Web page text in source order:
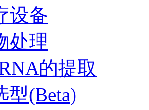
设备
处理
的提取
型(Beta)